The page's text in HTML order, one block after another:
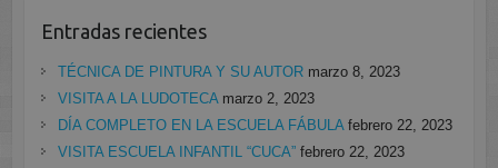
Entradas recientes
TÉCNICA DE PINTURA Y SU AUTOR marzo 8, 2023
VISITA A LA LUDOTECA marzo 2, 2023
DÍA COMPLETO EN LA ESCUELA FÁBULA febrero 22, 2023
VISITA ESCUELA INFANTIL “CUCA” febrero 22, 2023